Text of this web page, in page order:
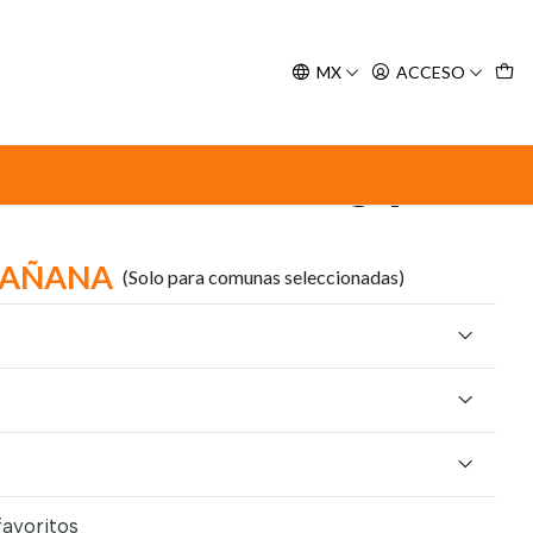
MX ACCESO
12% 20 - 40kg (2,0
(Solo para comunas seleccionadas)